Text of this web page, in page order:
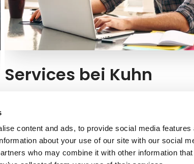
content and ads, to provide social media features
about your use of our site with our social
who may combine it with other information that
Services bei Kuhn
fortschrittlichen Dienstleistungen.
Informationen zum Service